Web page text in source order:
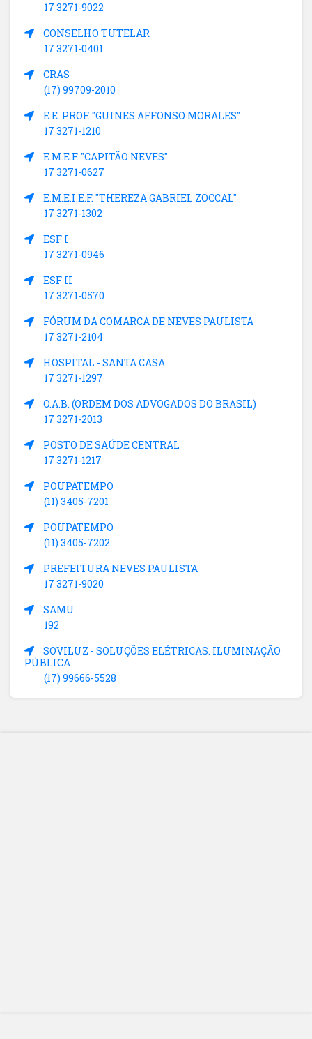
17 3271-9022
CONSELHO TUTELAR
17 3271-0401
CRAS
(17) 99709-2010
E.E. PROF. "GUINES AFFONSO MORALES"
17 3271-1210
E.M.E.F. "CAPITÃO NEVES"
17 3271-0627
E.M.E.I.E.F. "THEREZA GABRIEL ZOCCAL"
17 3271-1302
ESF I
17 3271-0946
ESF II
17 3271-0570
FÓRUM DA COMARCA DE NEVES PAULISTA
17 3271-2104
HOSPITAL - SANTA CASA
17 3271-1297
O.A.B. (ORDEM DOS ADVOGADOS DO BRASIL)
17 3271-2013
POSTO DE SAÚDE CENTRAL
17 3271-1217
POUPATEMPO
(11) 3405-7201
POUPATEMPO
(11) 3405-7202
PREFEITURA NEVES PAULISTA
17 3271-9020
SAMU
192
SOVILUZ - SOLUÇÕES ELÉTRICAS. ILUMINAÇÃO
PÚBLICA
(17) 99666-5528